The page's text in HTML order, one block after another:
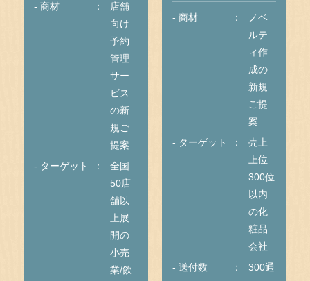
- 商材
店舗
向け
予約
管理
サー
ビス
の新
規ご
提案
- ターゲット
全国
50店
舗以
上展
開の
小売
業/飲
- 商材
ノベ
ルテ
ィ作
成の
新規
ご提
案
- ターゲット
売上
上位
300位
以内
の化
粧品
会社
- 送付数
300通